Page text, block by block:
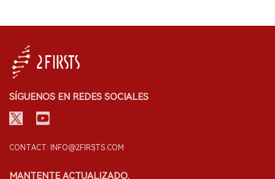
SÍGUENOS EN REDES SOCIALES
CONTACT: INFO@2FIRSTS.COM
MANTENTE ACTUALIZADO.